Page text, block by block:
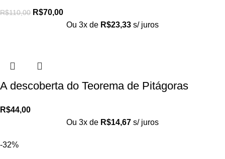
R$110,00 R$70,00
Ou 3x de R$23,33 s/ juros
A descoberta do Teorema de Pitágoras
R$44,00
Ou 3x de R$14,67 s/ juros
-32%